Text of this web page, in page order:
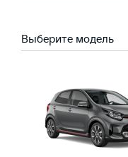
Выберите модель